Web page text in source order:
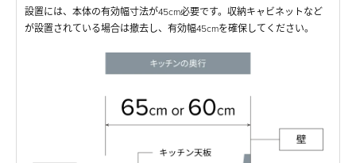
設置には、本体の有効幅寸法が45cm必要です。収納キャビネットなど
が設置されている場合は撤去し、有効幅45cmを確保してください。